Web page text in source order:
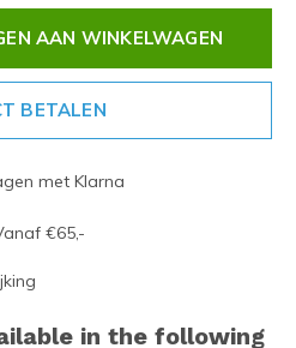
AAN WINKELWAGEN
BETALEN
met Klarna
€65,-
in the following